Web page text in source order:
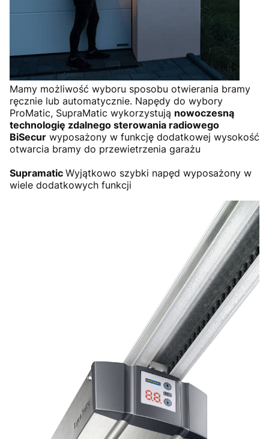
Mamy możliwość wyboru sposobu otwierania bramy
ręcznie lub automatycznie. Napędy do wybory
ProMatic, SupraMatic wykorzystują nowoczesną
technologię zdalnego sterowania radiowego
BiSecur wyposażony w funkcję dodatkowej wysokość
otwarcia bramy do przewietrzenia garażu
Supramatic Wyjątkowo szybki napęd wyposażony w
wiele dodatkowych funkcji